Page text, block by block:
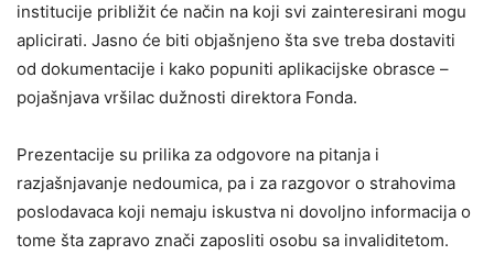
institucije približit će način na koji svi zainteresirani mogu
aplicirati. Jasno će biti objašnjeno šta sve treba dostaviti
od dokumentacije i kako popuniti aplikacijske obrasce –
pojašnjava vršilac dužnosti direktora Fonda.
Prezentacije su prilika za odgovore na pitanja i
razjašnjavanje nedoumica, pa i za razgovor o strahovima
poslodavaca koji nemaju iskustva ni dovoljno informacija o
tome šta zapravo znači zaposliti osobu sa invaliditetom.